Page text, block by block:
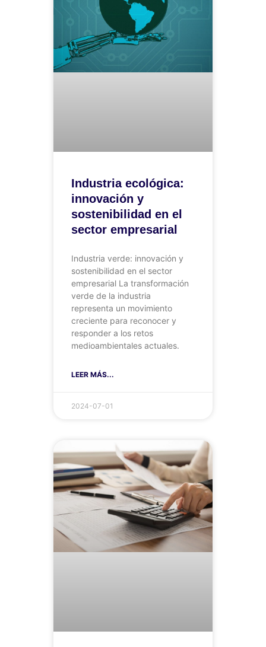
Industria ecológica:
innovación y
sostenibilidad en el
sector empresarial
Industria verde: innovación y
sostenibilidad en el sector
empresarial La transformación
verde de la industria
representa un movimiento
creciente para reconocer y
responder a los retos
medioambientales actuales.
LEER MÁS...
2024-07-01